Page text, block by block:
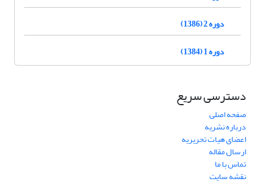
دوره 2 (1386)
دوره 1 (1384)
دسترسی سریع
صفحه اصلی
درباره نشریه
اعضای هیات تحریریه
ارسال مقاله
تماس با ما
نقشه سایت